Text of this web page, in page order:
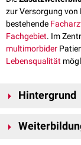
zur Versorgung von
bestehende
Fachgebiet. Im
multimorbider
Lebensqualität
Hintergrund
älterer Menschen